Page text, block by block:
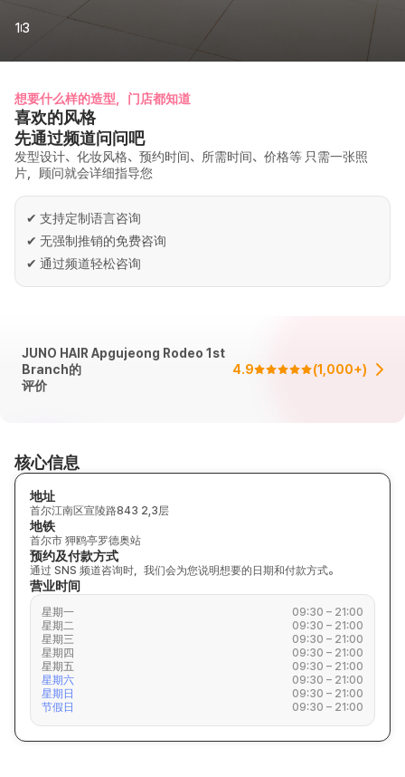
1 3
想要什么样的造型，门店都知道
喜欢的风格
先通过频道问问吧
发型设计、化妆风格、预约时间、所需时间、价格等 只需一张照
片，顾问就会详细指导您
✔ 支持定制语言咨询
✔ 无强制推销的免费咨询
✔ 通过频道轻松咨询
JUNO HAIR Apgujeong Rodeo 1st
Branch的
评价
4.9 (1,000+)
核心信息
地址
首尔江南区宣陵路843 2,3层
地铁
首尔市 狎鸥亭罗德奥站
预约及付款方式
通过 SNS 频道咨询时，我们会为您说明想要的日期和付款方式。
营业时间
星期一
09:30 – 21:00
星期二
09:30 – 21:00
星期三
09:30 – 21:00
星期四
09:30 – 21:00
星期五
09:30 – 21:00
星期六
09:30 – 21:00
星期日
09:30 – 21:00
节假日
09:30 – 21:00